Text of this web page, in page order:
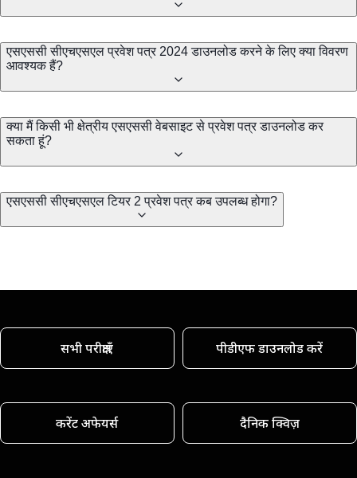
एसएससी सीएचएसएल प्रवेश पत्र 2024 डाउनलोड करने के लिए क्या विवरण
आवश्यक हैं?
क्या मैं किसी भी क्षेत्रीय एसएससी वेबसाइट से प्रवेश पत्र डाउनलोड कर
सकता हूं?
एसएससी सीएचएसएल टियर 2 प्रवेश पत्र कब उपलब्ध होगा?
सभी परीक्षाएँ पीडीएफ डाउनलोड करें
करेंट अफेयर्स दैनिक क्विज़